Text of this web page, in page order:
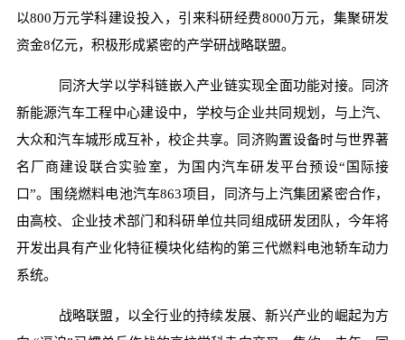
以800万元学科建设投入，引来科研经费8000万元，集聚研发
资金8亿元，积极形成紧密的产学研战略联盟。
同济大学以学科链嵌入产业链实现全面功能对接。同济
新能源汽车工程中心建设中，学校与企业共同规划，与上汽、
大众和汽车城形成互补，校企共享。同济购置设备时与世界著
名厂商建设联合实验室，为国内汽车研发平台预设“国际接
口”。围绕燃料电池汽车863项目，同济与上汽集团紧密合作，
由高校、企业技术部门和科研单位共同组成研发团队，今年将
开发出具有产业化特征模块化结构的第三代燃料电池轿车动力
系统。
战略联盟，以全行业的持续发展、新兴产业的崛起为方